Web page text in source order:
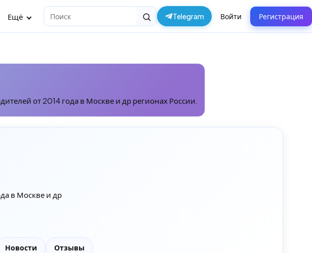
Ещё Поиск Telegram Войти Регистрация
от 2014 года в Москве и др регионах России.
в Москве и др
Новости Отзывы